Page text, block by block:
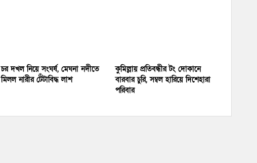
চর দখল নিয়ে সংঘর্ষ, মেঘনা নদীতে
মিলল নারীর টেঁটাবিদ্ধ লাশ
কুমিল্লায় প্রতিবন্ধীর টং দোকানে
বারবার চুরি, সম্বল হারিয়ে দিশেহারা
পরিবার